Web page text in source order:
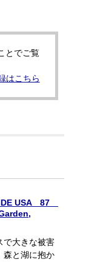
とでご覧
はこちら
USA 87
で大きな被害
森と湖に抱か